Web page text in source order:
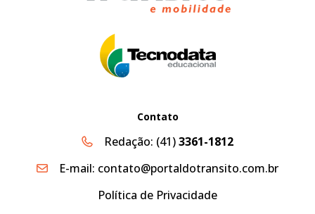
Contato
Redação: (41)3361-1812
E-mail: contato@portaldotransito.com.br
Política de Privacidade